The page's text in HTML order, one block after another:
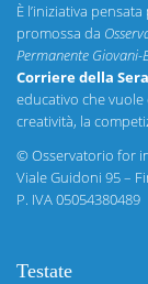
È l’iniziativa
promossa da
Permanente Giovani-
Corriere della Sera
educativo che vuole
creatività, la
©Osservatorio for
Viale Guidoni 95 –
P. IVA 05054380489
Testate